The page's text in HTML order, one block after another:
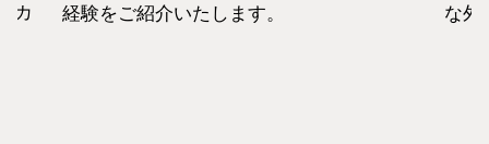
カ
経験をご紹介いたします。
な外